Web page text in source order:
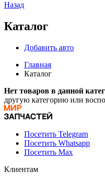
Назад
Каталог
Добавить авто
Главная
Каталог
Нет товаров в данной
другую категорию или
Посетить Telegram
Посетить Whatsapp
Посетить Max
Клиентам